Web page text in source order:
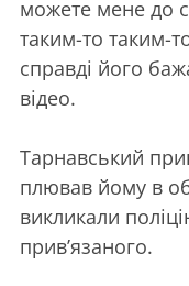
можете мене до
таким-то таким-
справді його
відео.
Тарнавський
плював йому в
викликали
прив’язаного.